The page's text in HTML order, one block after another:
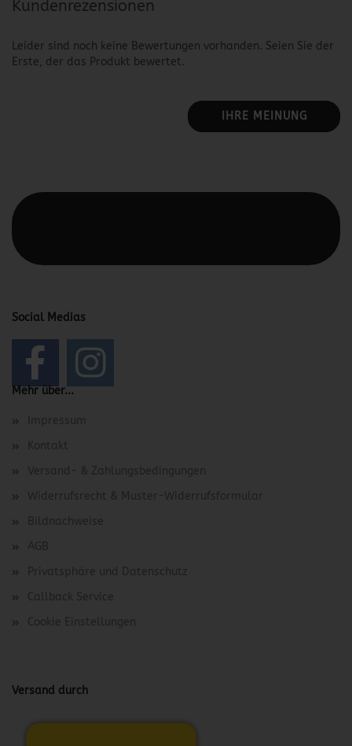
Kundenrezensionen
Leider sind noch keine Bewertungen vorhanden. Seien Sie der
Erste, der das Produkt bewertet.
IHRE MEINUNG
Social Medias
Mehr über...
Impressum
Kontakt
Versand- & Zahlungsbedingungen
Widerrufsrecht & Muster-Widerrufsformular
Bildnachweise
AGB
Privatsphäre und Datenschutz
Callback Service
Cookie Einstellungen
Versand durch